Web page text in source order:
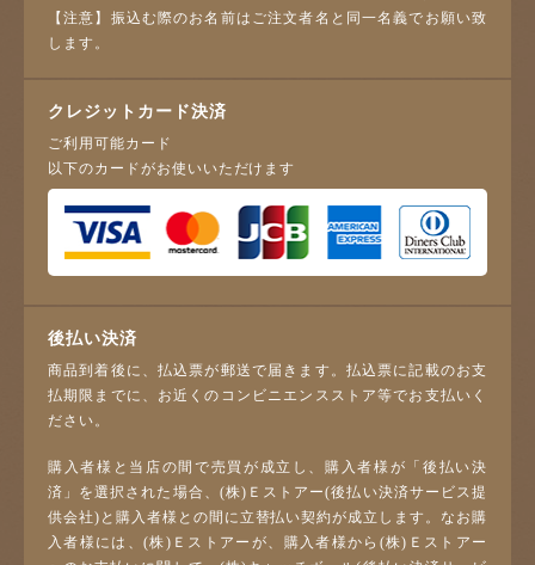
【注意】振込む際のお名前はご注文者名と同一名義でお願い致
します。
クレジットカード決済
ご利用可能カード
以下のカードがお使いいただけます
後払い決済
商品到着後に、払込票が郵送で届きます。払込票に記載のお支
払期限までに、お近くのコンビニエンスストア等でお支払いく
ださい。
購入者様と当店の間で売買が成立し、購入者様が「後払い決
済」を選択された場合、(株)Ｅストアー(後払い決済サービス提
供会社)と購入者様との間に立替払い契約が成立します。なお購
入者様には、(株)Ｅストアーが、購入者様から(株)Ｅストアー